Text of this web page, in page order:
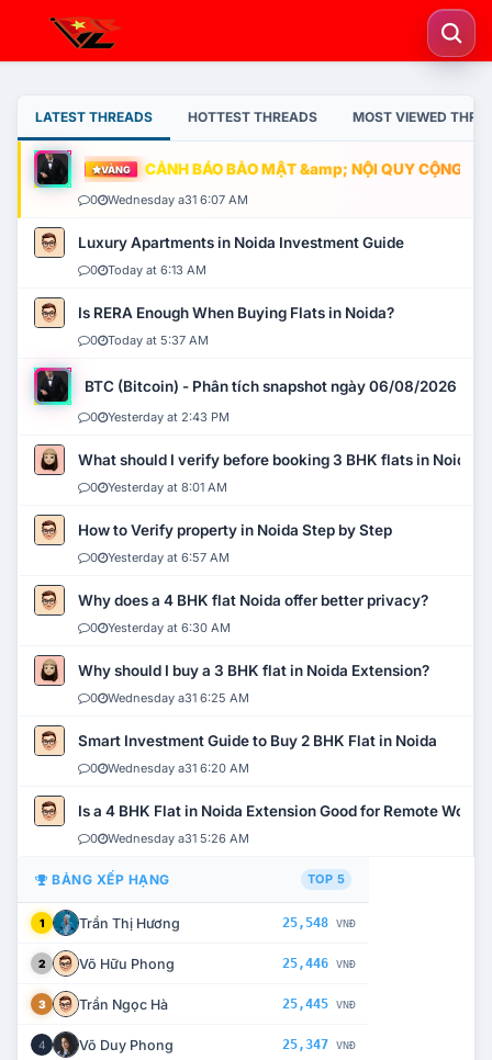
LATEST THREADS HOTTEST THREADS MOST VIEWED
VÀNG CẢNH BÁO BẢO MẬT &amp; NỘI QUY CỘNG
0 Wednesday a31 6:07 AM
Luxury Apartments in Noida Investment Guide
0 Today at 6:13 AM
Is RERA Enough When Buying Flats in Noida?
0 Today at 5:37 AM
BTC (Bitcoin) - Phân tích snapshot ngày 06/08/2026
0 Yesterday at 2:43 PM
What should I verify before booking 3 BHK flats in Noida?
0 Yesterday at 8:01 AM
How to Verify property in Noida Step by Step
0 Yesterday at 6:57 AM
Why does a 4 BHK flat Noida offer better privacy?
0 Yesterday at 6:30 AM
Why should I buy a 3 BHK flat in Noida Extension?
0 Wednesday a31 6:25 AM
Smart Investment Guide to Buy 2 BHK Flat in Noida
0 Wednesday a31 6:20 AM
Is a 4 BHK Flat in Noida Extension Good for Remote Work?
0 Wednesday a31 5:26 AM
BẢNG XẾP HẠNG TOP 5
1 Trần Thị Hương 25,548 VNĐ
2 Võ Hữu Phong 25,446 VNĐ
3 Trần Ngọc Hà 25,445 VNĐ
4 Võ Duy Phong 25,347 VNĐ